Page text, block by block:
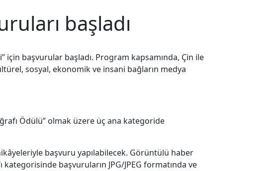
başladı
için başvurular başladı. Program kapsamında, Çin ile
sosyal, ekonomik ve insani bağların medya
Ödülü” olmak üzere üç ana kategoride
başvuru yapılabilecek. Görüntülü haber
başvuruların JPG/JPEG formatında ve